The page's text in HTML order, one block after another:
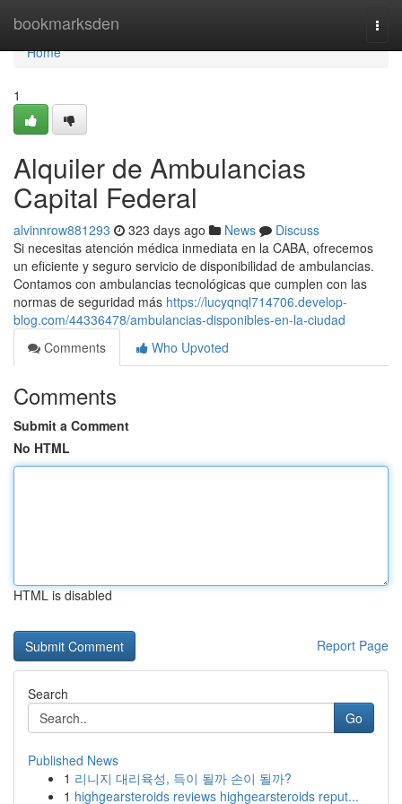
bookmarksden
Home
Home
1
Alquiler de Ambulancias
Capital Federal
alvinnrow881293 323 days ago News
Discuss
Si necesitas atención médica inmediata en la CABA, ofrecemos
un eficiente y seguro servicio de disponibilidad de ambulancias.
Contamos con ambulancias tecnológicas que cumplen con las
normas de seguridad más https://lucyqnql714706.develop-
blog.com/44336478/ambulancias-disponibles-en-la-ciudad
Comments
Who Upvoted
Comments
Submit a Comment
No HTML
HTML is disabled
Report Page
Search
Go
Published News
1 리니지 대리육성, 득이 될까 손이 될까?
1 highgearsteroids reviews highgearsteroids reput...